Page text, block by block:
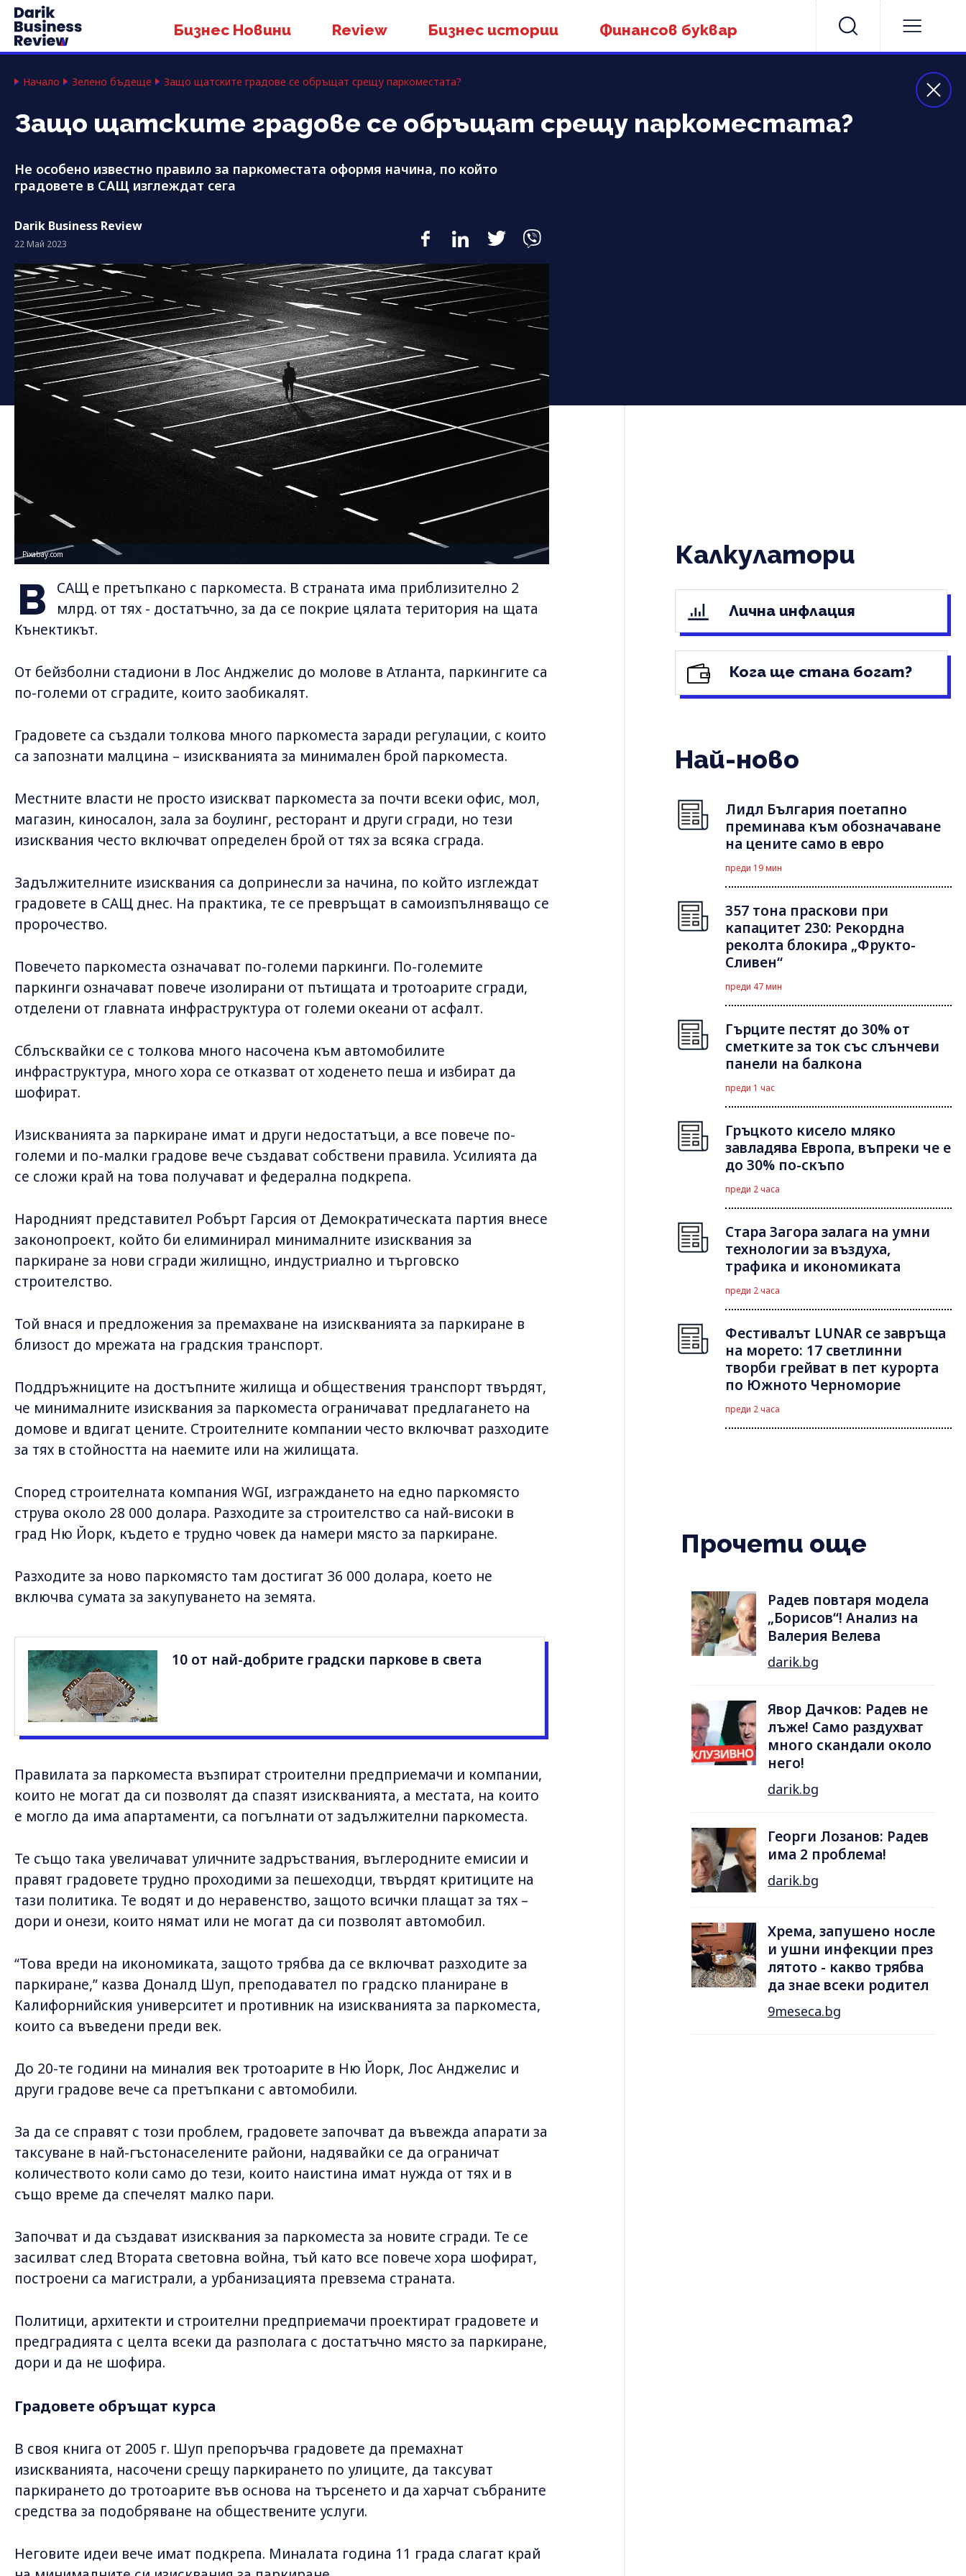
Бизнес Новини Review Бизнес истории Финансов буквар
Начало Зелено бъдеще Защо щатските градове се обръщат срещу паркоместата?
Защо щатските градове се обръщат срещу паркоместата?
Не особено известно правило за паркоместата оформя начина, по който
градовете в САЩ изглеждат сега
Darik Business Review
22 Май 2023
Pixabay.com
В
САЩ е претъпкано с паркоместа. В страната има приблизително 2
млрд. от тях - достатъчно, за да се покрие цялата територия на щата
Кънектикът.
От бейзболни стадиони в Лос Анджелис до молове в Атланта, паркингите са
по-големи от сградите, които заобикалят.
Градовете са създали толкова много паркоместа заради регулации, с които
са запознати малцина – изискванията за минимален брой паркоместа.
Местните власти не просто изискват паркоместа за почти всеки офис, мол,
магазин, киносалон, зала за боулинг, ресторант и други сгради, но тези
изисквания често включват определен брой от тях за всяка сграда.
Задължителните изисквания са допринесли за начина, по който изглеждат
градовете в САЩ днес. На практика, те се превръщат в самоизпълняващо се
пророчество.
Повечето паркоместа означават по-големи паркинги. По-големите
паркинги означават повече изолирани от пътищата и тротоарите сгради,
отделени от главната инфраструктура от големи океани от асфалт.
Сблъсквайки се с толкова много насочена към автомобилите
инфраструктура, много хора се отказват от ходенето пеша и избират да
шофират.
Изискванията за паркиране имат и други недостатъци, а все повече по-
големи и по-малки градове вече създават собствени правила. Усилията да
се сложи край на това получават и федерална подкрепа.
Народният представител Робърт Гарсия от Демократическата партия внесе
законопроект, който би елиминирал минималните изисквания за
паркиране за нови сгради жилищно, индустриално и търговско
строителство.
Той внася и предложения за премахване на изискванията за паркиране в
близост до мрежата на градския транспорт.
Поддръжниците на достъпните жилища и обществения транспорт твърдят,
че минималните изисквания за паркоместа ограничават предлагането на
домове и вдигат цените. Строителните компании често включват разходите
за тях в стойността на наемите или на жилищата.
Според строителната компания WGI, изграждането на едно паркомясто
струва около 28 000 долара. Разходите за строителство са най-високи в
град Ню Йорк, където е трудно човек да намери място за паркиране.
Разходите за ново паркомясто там достигат 36 000 долара, което не
включва сумата за закупуването на земята.
10 от най-добрите градски паркове в света
Правилата за паркоместа възпират строителни предприемачи и компании,
които не могат да си позволят да спазят изискванията, а местата, на които
е могло да има апартаменти, са погълнати от задължителни паркоместа.
Те също така увеличават уличните задръствания, въглеродните емисии и
правят градовете трудно проходими за пешеходци, твърдят критиците на
тази политика. Те водят и до неравенство, защото всички плащат за тях –
дори и онези, които нямат или не могат да си позволят автомобил.
“Това вреди на икономиката, защото трябва да се включват разходите за
паркиране,” казва Доналд Шуп, преподавател по градско планиране в
Калифорнийския университет и противник на изискванията за паркоместа,
които са въведени преди век.
До 20-те години на миналия век тротоарите в Ню Йорк, Лос Анджелис и
други градове вече са претъпкани с автомобили.
За да се справят с този проблем, градовете започват да въвежда апарати за
таксуване в най-гъстонаселените райони, надявайки се да ограничат
количеството коли само до тези, които наистина имат нужда от тях и в
също време да спечелят малко пари.
Започват и да създават изисквания за паркоместа за новите сгради. Те се
засилват след Втората световна война, тъй като все повече хора шофират,
построени са магистрали, а урбанизацията превзема страната.
Политици, архитекти и строителни предприемачи проектират градовете и
предградията с целта всеки да разполага с достатъчно място за паркиране,
дори и да не шофира.
Градовете обръщат курса
В своя книга от 2005 г. Шуп препоръчва градовете да премахнат
изискванията, насочени срещу паркирането по улиците, да таксуват
паркирането до тротоарите във основа на търсенето и да харчат събраните
средства за подобряване на обществените услуги.
Неговите идеи вече имат подкрепа. Миналата година 11 града слагат край
Калкулатори
Лична инфлация
Кога ще стана богат?
Най-ново
Лидл България поетапно
преминава към обозначаване
на цените само в евро
преди 19 мин
357 тона праскови при
капацитет 230: Рекордна
реколта блокира „Фрукто-
Сливен“
преди 47 мин
Гърците пестят до 30% от
сметките за ток със слънчеви
панели на балкона
преди 1 час
Гръцкото кисело мляко
завладява Европа, въпреки че е
до 30% по-скъпо
преди 2 часа
Стара Загора залага на умни
технологии за въздуха,
трафика и икономиката
преди 2 часа
Фестивалът LUNAR се завръща
на морето: 17 светлинни
творби грейват в пет курорта
по Южното Черноморие
преди 2 часа
Прочети още
Радев повтаря модела
„Борисов“! Анализ на
Валерия Велева
darik.bg
Явор Дачков: Радев не
лъже! Само раздухват
много скандали около
него!
darik.bg
Георги Лозанов: Радев
има 2 проблема!
darik.bg
Хрема, запушено носле
и ушни инфекции през
лятотo - какво трябва
да знае всеки родител
9meseca.bg